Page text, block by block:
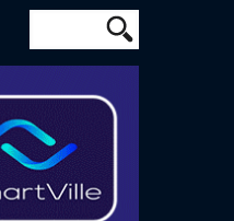
Φόρμα
Αναζήτηση